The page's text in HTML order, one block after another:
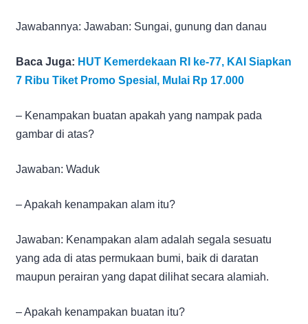
Jawabannya: Jawaban: Sungai, gunung dan danau
Baca Juga: HUT Kemerdekaan RI ke-77, KAI Siapkan
7 Ribu Tiket Promo Spesial, Mulai Rp 17.000
– Kenampakan buatan apakah yang nampak pada
gambar di atas?
Jawaban: Waduk
– Apakah kenampakan alam itu?
Jawaban: Kenampakan alam adalah segala sesuatu
yang ada di atas permukaan bumi, baik di daratan
maupun perairan yang dapat dilihat secara alamiah.
– Apakah kenampakan buatan itu?